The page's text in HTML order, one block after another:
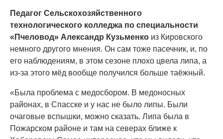
Педагог Сельскохозяйственного
технологического колледжа по специальности
«Пчеловод» Александр Кузьменко из Кировского
немного другого мнения. Он сам тоже пасечник, и, по
его наблюдениям, в этом сезоне плохо цвела липа, а
из-за этого мёд вообще получился больше таёжный.
«Была проблема с медосбором. В медоносных
районах, в Спасске и у нас не было липы. Были
очаговые вспышки, можно сказать. Липа была в
Пожарском районе и там на северах ближе к